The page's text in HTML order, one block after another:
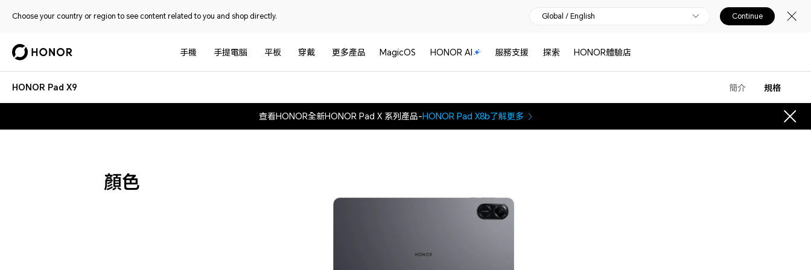
Choose your country or region to see content related to you and shop directly. Global / English Continue
手機 手提電腦 平板 穿戴 更多產品 MagicOS HONOR AI 服務支援 探索 HONOR體驗店
HONOR Pad X9 簡介 規格
查看HONOR全新HONOR Pad X 系列產品-HONOR Pad X8b了解更多
顏色